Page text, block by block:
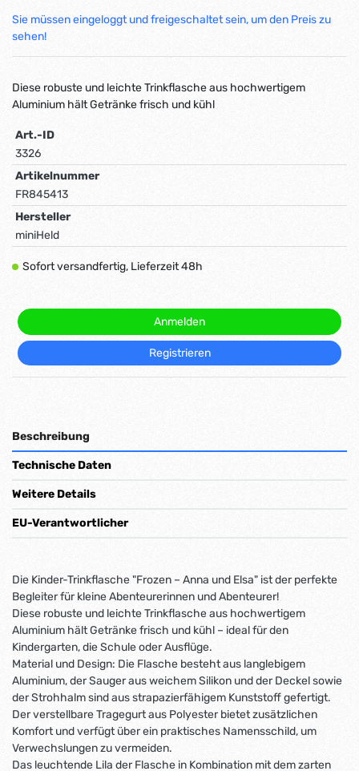
Sie müssen eingeloggt und freigeschaltet sein, um den Preis zu
sehen!
Diese robuste und leichte Trinkflasche aus hochwertigem
Aluminium hält Getränke frisch und kühl
Art.-ID
3326
Artikelnummer
FR845413
Hersteller
miniHeld
Sofort versandfertig, Lieferzeit 48h
Anmelden
Registrieren
Beschreibung
Technische Daten
Weitere Details
EU-Verantwortlicher
Die Kinder-Trinkflasche "Frozen – Anna und Elsa" ist der perfekte
Begleiter für kleine Abenteurerinnen und Abenteurer!
Diese robuste und leichte Trinkflasche aus hochwertigem
Aluminium hält Getränke frisch und kühl – ideal für den
Kindergarten, die Schule oder Ausflüge.
Material und Design: Die Flasche besteht aus langlebigem
Aluminium, der Sauger aus weichem Silikon und der Deckel sowie
der Strohhalm sind aus strapazierfähigem Kunststoff gefertigt.
Der verstellbare Tragegurt aus Polyester bietet zusätzlichen
Komfort und verfügt über ein praktisches Namensschild, um
Verwechslungen zu vermeiden.
Das leuchtende Lila der Flasche in Kombination mit dem zarten